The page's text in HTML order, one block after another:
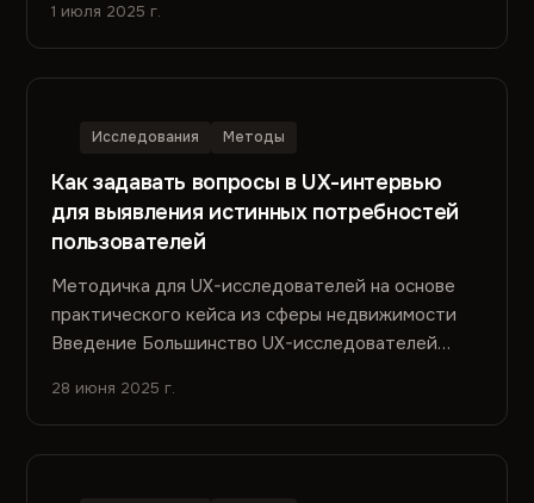
1 июля 2025 г.
Исследования Методы
Как задавать вопросы в UX-интервью
для выявления истинных потребностей
пользователей
Методичка для UX-исследователей на основе
практического кейса из сферы недвижимости
Введение Большинство UX-исследователей
28 июня 2025 г.